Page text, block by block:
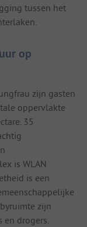
tussen het
op
zijn gasten
oppervlakte
35
is WLAN
is een
zijn
drogers.